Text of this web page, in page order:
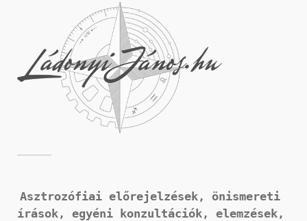
Asztrozófiai előrejelzések, önismereti
írások,